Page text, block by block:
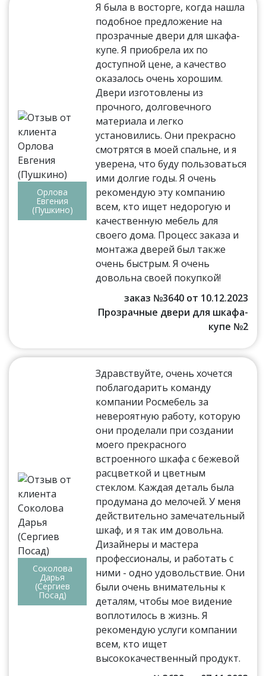
Орлова
Евгения
(Пушкино)
Я была в восторге, когда нашла
подобное предложение на
прозрачные двери для шкафа-
купе. Я приобрела их по
доступной цене, а качество
оказалось очень хорошим.
Двери изготовлены из
прочного, долговечного
материала и легко
установились. Они прекрасно
смотрятся в моей спальне, и я
уверена, что буду пользоваться
ими долгие годы. Я очень
рекомендую эту компанию
всем, кто ищет недорогую и
качественную мебель для
своего дома. Процесс заказа и
монтажа дверей был также
очень быстрым. Я очень
довольна своей покупкой!
заказ №3640 от 10.12.2023
Прозрачные двери для шкафа-
купе №2
Соколова
Дарья
(Сергиев
Посад)
Здравствуйте, очень хочется
поблагодарить команду
компании Росмебель за
невероятную работу, которую
они проделали при создании
моего прекрасного
встроенного шкафа с бежевой
расцветкой и цветным
стеклом. Каждая деталь была
продумана до мелочей. У меня
действительно замечательный
шкаф, и я так им довольна.
Дизайнеры и мастера
профессионалы, и работать с
ними - одно удовольствие. Они
были очень внимательны к
деталям, чтобы мое видение
воплотилось в жизнь. Я
рекомендую услуги компании
всем, кто ищет
высококачественный продукт.